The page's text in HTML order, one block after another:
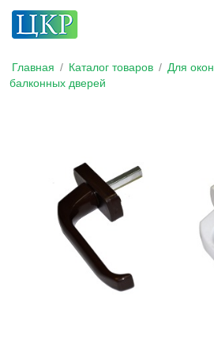
Главная / Каталог товаров / Для окон
балконных дверей